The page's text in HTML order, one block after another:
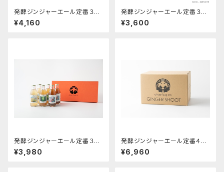
発酵ジンジャーエール定番３種
ギフト箱×２箱セット
¥4,160
発酵ジンジャーエール定番３種
の６本セット
¥3,600
発酵ジンジャーエール定番３種
の６本ギフト箱セット
¥3,980
発酵ジンジャーエール定番４種
の１２本箱セット
¥6,960